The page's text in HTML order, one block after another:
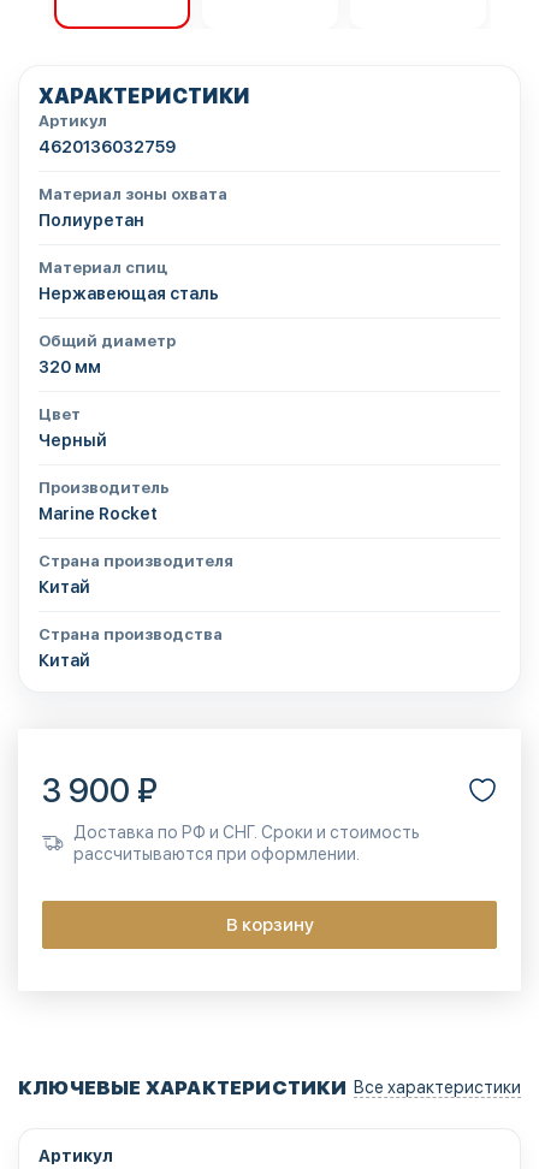
ХАРАКТЕРИСТИКИ
Артикул
4620136032759
Материал зоны охвата
Полиуретан
Материал спиц
Нержавеющая сталь
Общий диаметр
320 мм
Цвет
Черный
Производитель
Marine Rocket
Страна производителя
Китай
Страна производства
Китай
3 900 ₽
Доставка по РФ и СНГ. Сроки и стоимость
рассчитываются при оформлении.
В корзину
КЛЮЧЕВЫЕ ХАРАКТЕРИСТИКИ Все характеристики
Артикул